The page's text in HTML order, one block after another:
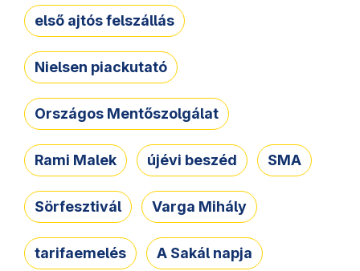
első ajtós felszállás
Nielsen piackutató
Országos Mentőszolgálat
Rami Malek újévi beszéd SMA
Sörfesztivál Varga Mihály
tarifaemelés A Sakál napja